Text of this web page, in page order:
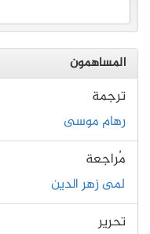
المساهمون
ترجمة
رهام موسى
مُراجعة
لمى زهر الدين
تحرير